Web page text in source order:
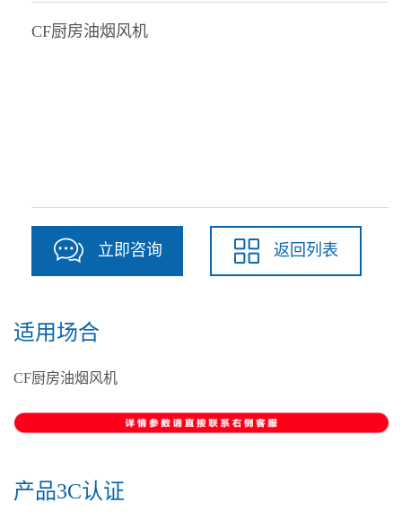
CF厨房油烟风机
立即咨询 返回列表
适用场合
CF厨房油烟风机
产品3C认证